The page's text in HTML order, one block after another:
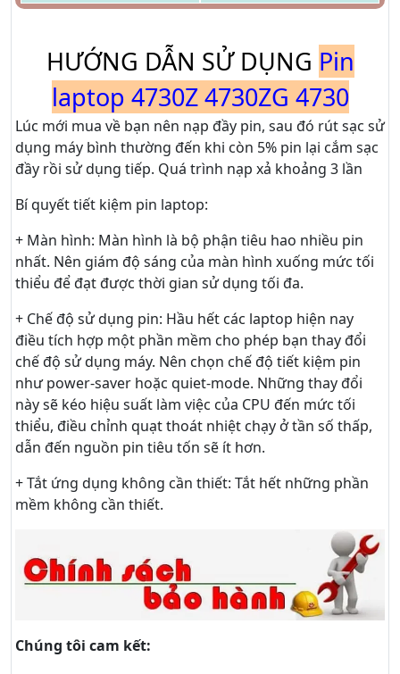
HƯỚNG DẪN SỬ DỤNG Pin
laptop 4730Z 4730ZG 4730
Lúc mới mua về bạn nên nạp đầy pin, sau đó rút sạc sử
dụng máy bình thường đến khi còn 5% pin lại cắm sạc
đầy rồi sử dụng tiếp. Quá trình nạp xả khoảng 3 lần
Bí quyết tiết kiệm pin laptop:
+ Màn hình: Màn hình là bộ phận tiêu hao nhiều pin
nhất. Nên giám độ sáng của màn hình xuống mức tối
thiểu để đạt được thời gian sử dụng tối đa.
+ Chế độ sử dụng pin: Hầu hết các laptop hiện nay
điều tích hợp một phần mềm cho phép bạn thay đổi
chế độ sử dụng máy. Nên chọn chế độ tiết kiệm pin
như power-saver hoặc quiet-mode. Những thay đổi
này sẽ kéo hiệu suất làm việc của CPU đến mức tối
thiểu, điều chỉnh quạt thoát nhiệt chạy ở tần số thấp,
dẫn đến nguồn pin tiêu tốn sẽ ít hơn.
+ Tắt ứng dụng không cần thiết: Tắt hết những phần
mềm không cần thiết.
Chúng tôi cam kết: